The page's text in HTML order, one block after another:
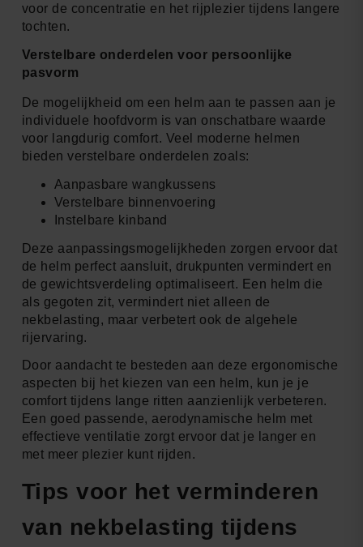
voor de concentratie en het rijplezier tijdens langere
tochten.
Verstelbare onderdelen voor persoonlijke
pasvorm
De mogelijkheid om een helm aan te passen aan je
individuele hoofdvorm is van onschatbare waarde
voor langdurig comfort. Veel moderne helmen
bieden verstelbare onderdelen zoals:
Aanpasbare wangkussens
Verstelbare binnenvoering
Instelbare kinband
Deze aanpassingsmogelijkheden zorgen ervoor dat
de helm perfect aansluit, drukpunten vermindert en
de gewichtsverdeling optimaliseert. Een helm die
als gegoten zit, vermindert niet alleen de
nekbelasting, maar verbetert ook de algehele
rijervaring.
Door aandacht te besteden aan deze ergonomische
aspecten bij het kiezen van een helm, kun je je
comfort tijdens lange ritten aanzienlijk verbeteren.
Een goed passende, aerodynamische helm met
effectieve ventilatie zorgt ervoor dat je langer en
met meer plezier kunt rijden.
Tips voor het verminderen
van nekbelasting tijdens